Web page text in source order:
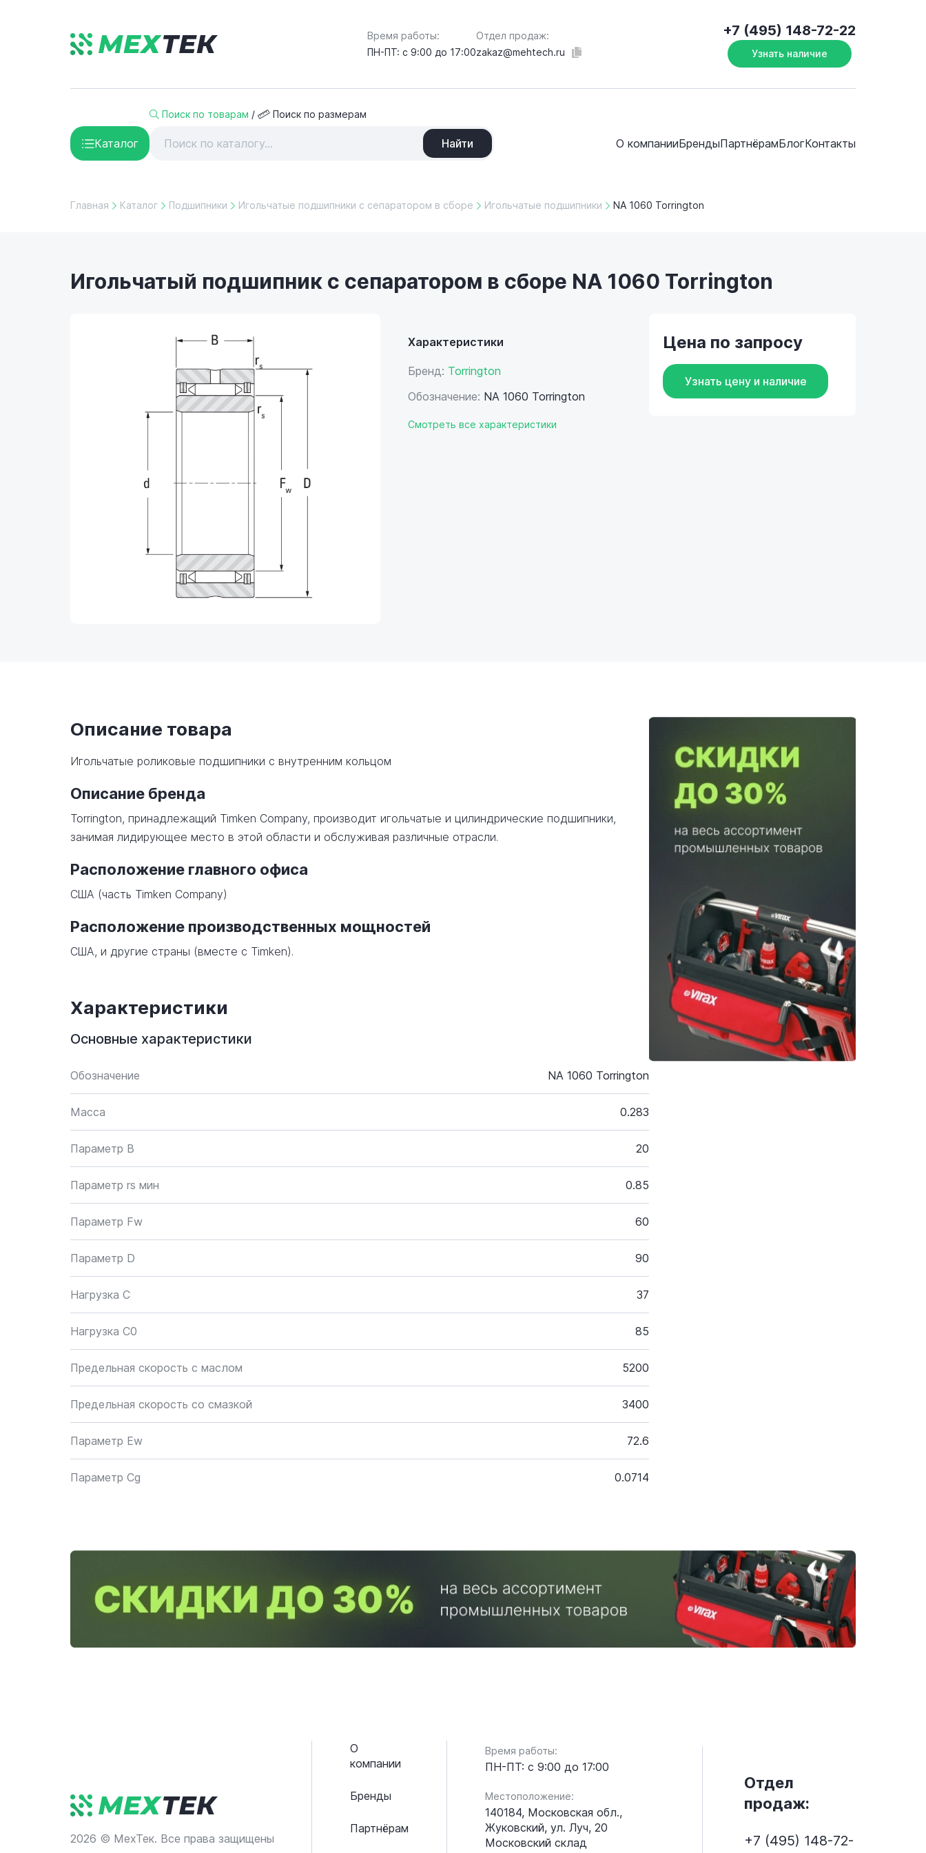
Время работы:
ПН-ПТ: с 9:00 до 17:00
Отдел продаж:
zakaz@mehtech.ru
+7 (495) 148-72-22
Узнать наличие
Каталог
Поиск по товарам / Поиск по размерам
Найти О компанииБрендыПартнёрамБлогКонтакты
Главная Каталог Подшипники Игольчатые подшипники с сепаратором в сборе Игольчатые подшипники NA 1060 Torrington
Игольчатый подшипник с сепаратором в сборе NA 1060 Torrington
Характеристики
Бренд: Torrington
Обозначение: NA 1060 Torrington
Смотреть все характеристики
Цена по запросу
Узнать цену и наличие
Описание товара
Игольчатые роликовые подшипники с внутренним кольцом
Описание бренда
Torrington, принадлежащий Timken Company, производит игольчатые и цилиндрические подшипники,
занимая лидирующее место в этой области и обслуживая различные отрасли.
Расположение главного офиса
США (часть Timken Company)
Расположение производственных мощностей
США, и другие страны (вместе с Timken).
Характеристики
Основные характеристики
Обозначение NA 1060 Torrington
Масса 0.283
Параметр B 20
Параметр rs мин 0.85
Параметр Fw 60
Параметр D 90
Нагрузка C 37
Нагрузка C0 85
Предельная скорость с маслом 5200
Предельная скорость со смазкой 3400
Параметр Ew 72.6
Параметр Cg 0.0714
2026 © МехТек. Все права защищены
О
компании
Бренды
Партнёрам
Время работы:
ПН-ПТ: с 9:00 до 17:00
Местоположение:
140184, Московская обл.,
Жуковский, ул. Луч, 20
Московский склад
Отдел
продаж:
+7 (495) 148-72-